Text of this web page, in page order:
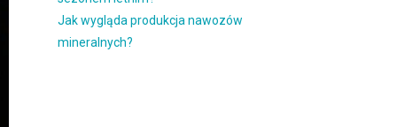
Jak wygląda produkcja nawozów
mineralnych?